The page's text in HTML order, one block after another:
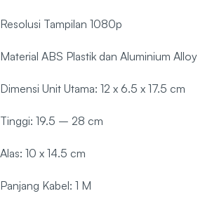
Resolusi Tampilan 1080p
Material ABS Plastik dan Aluminium Alloy
Dimensi Unit Utama: 12 x 6.5 x 17.5 cm
Tinggi: 19.5 – 28 cm
Alas: 10 x 14.5 cm
Panjang Kabel: 1 M